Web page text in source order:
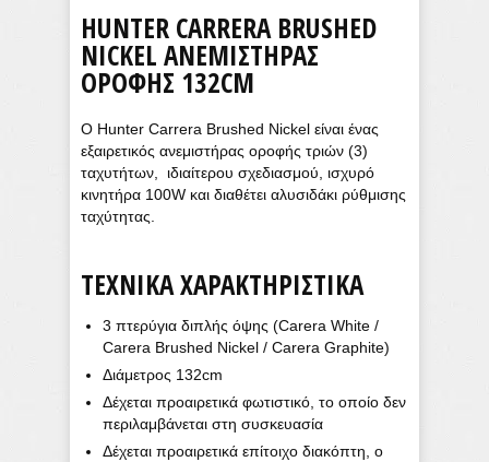
HUNTER CARRERA BRUSHED
NICKEL ΑΝΕΜΙΣΤΉΡΑΣ
ΟΡΟΦΉΣ 132CM
Ο Hunter Carrera Brushed Nickel είναι ένας
εξαιρετικός ανεμιστήρας οροφής τριών (3)
ταχυτήτων, ιδιαίτερου σχεδιασμού, ισχυρό
κινητήρα 100W και διαθέτει αλυσιδάκι ρύθμισης
ταχύτητας.
ΤΕΧΝΙΚΆ ΧΑΡΑΚΤΗΡΙΣΤΙΚΆ
3 πτερύγια διπλής όψης (Carera White /
Carera Brushed Nickel / Carera Graphite)
Διάμετρος 132cm
Δέχεται προαιρετικά φωτιστικό, το οποίο δεν
περιλαμβάνεται στη συσκευασία
Δέχεται προαιρετικά επίτοιχο διακόπτη, ο